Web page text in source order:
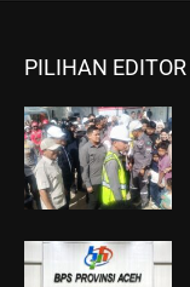
PILIHAN EDITOR